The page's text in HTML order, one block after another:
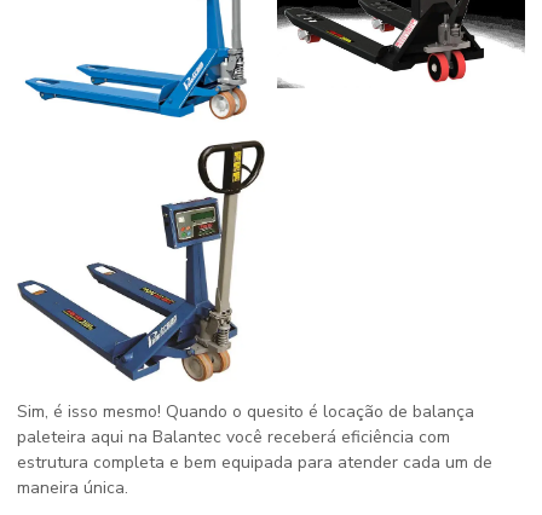
Sim, é isso mesmo! Quando o quesito é locação de balança
paleteira aqui na Balantec você receberá eficiência com
estrutura completa e bem equipada para atender cada um de
maneira única.